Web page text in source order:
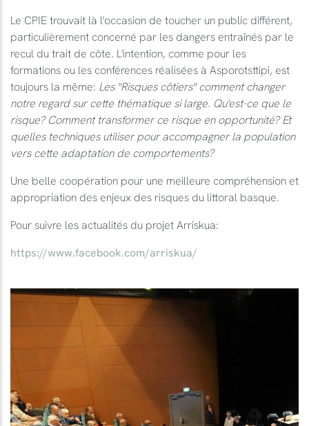
Le CPIE trouvait là l'occasion de toucher un public différent,
particulièrement concerné par les dangers entraînés par le
recul du trait de côte. L'intention, comme pour les
formations ou les conférences réalisées à Asporotsttipi, est
toujours la même: Les "Risques côtiers" comment changer
notre regard sur cette thématique si large. Qu'est-ce que le
risque? Comment transformer ce risque en opportunité? Et
quelles techniques utiliser pour accompagner la population
vers cette adaptation de comportements?
Une belle coopération pour une meilleure compréhension et
appropriation des enjeux des risques du littoral basque.
Pour suivre les actualités du projet Arriskua:
https://www.facebook.com/arriskua/